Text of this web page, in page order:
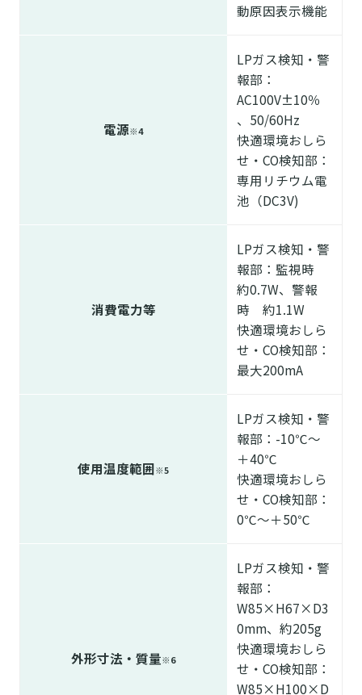
動原因表示機能
電源※4
LPガス検知・警
報部：
AC100V±10％
、50/60Hz
快適環境おしら
せ・CO検知部：
専用リチウム電
池（DC3V)
消費電力等
LPガス検知・警
報部：監視時
約0.7W、警報
時 約1.1W
快適環境おしら
せ・CO検知部：
最大200mA
使用温度範囲※5
LPガス検知・警
報部：-10℃～
＋40℃
快適環境おしら
せ・CO検知部：
0℃～＋50℃
外形寸法・質量※6
LPガス検知・警
報部：
W85×H67×D3
0mm、約205g
快適環境おしら
せ・CO検知部：
W85×H100×D